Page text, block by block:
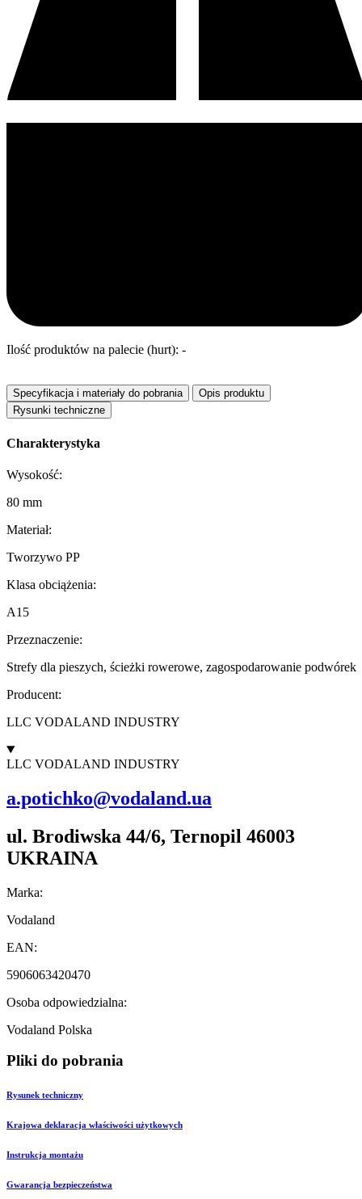
Ilość produktów na palecie (hurt): -
Specyfikacja i materiały do pobrania
Opis produktu
Rysunki techniczne
Charakterystyka
Wysokość:
80 mm
Materiał:
Tworzywo PP
Klasa obciążenia:
A15
Przeznaczenie:
Strefy dla pieszych, ścieżki rowerowe, zagospodarowanie podwórek
Producent:
LLC VODALAND INDUSTRY
LLC VODALAND INDUSTRY
a.potichko@vodaland.ua
ul. Brodiwska 44/6, Ternopil 46003
UKRAINA
Marka:
Vodaland
EAN:
5906063420470
Osoba odpowiedzialna:
Vodaland Polska
Pliki do pobrania
Rysunek techniczny
Krajowa deklaracja właściwości użytkowych
Instrukcja montażu
Gwarancja bezpieczeństwa